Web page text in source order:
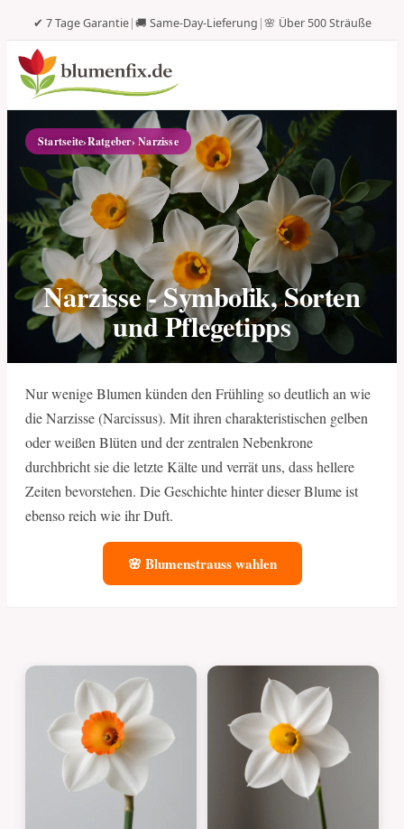
✔ 7 Tage Garantie|🚚 Same-Day-Lieferung |🌸 Über 500 Sträuße
Startseite›Ratgeber› Narzisse
Narzisse - Symbolik, Sorten
und Pflegetipps
Nur wenige Blumen künden den Frühling so deutlich an wie
die Narzisse (Narcissus). Mit ihren charakteristischen gelben
oder weißen Blüten und der zentralen Nebenkrone
durchbricht sie die letzte Kälte und verrät uns, dass hellere
Zeiten bevorstehen. Die Geschichte hinter dieser Blume ist
ebenso reich wie ihr Duft.
🌸 Blumenstrauss wahlen